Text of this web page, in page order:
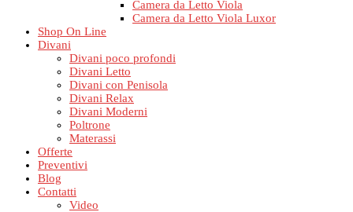
Camera da Letto Viola
Camera da Letto Viola Luxor
Shop On Line
Divani
Divani poco profondi
Divani Letto
Divani con Penisola
Divani Relax
Divani Moderni
Poltrone
Materassi
Offerte
Preventivi
Blog
Contatti
Video